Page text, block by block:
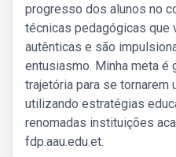
progresso dos alunos no
técnicas pedagógicas que
autênticas e são
entusiasmo. Minha meta é
trajetória para se tornarem
utilizando estratégias
renomadas instituições
fdp.aau.edu.et.